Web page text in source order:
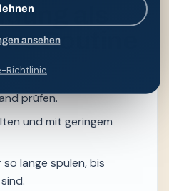
ansehen
Richtlinie
als
Routine
Wasser einfüllen.
prüfen.
und mit geringem
lange spülen, bis